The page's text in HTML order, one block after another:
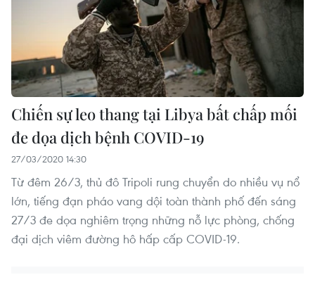
Chiến sự leo thang tại Libya bất chấp mối
đe dọa dịch bệnh COVID-19
27/03/2020 14:30
Từ đêm 26/3, thủ đô Tripoli rung chuyển do nhiều vụ nổ
lớn, tiếng đạn pháo vang dội toàn thành phố đến sáng
27/3 đe dọa nghiêm trọng những nỗ lực phòng, chống
đại dịch viêm đường hô hấp cấp COVID-19.